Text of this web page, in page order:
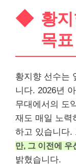
황
목표
황지향 선수는
니다. 2026년
무대에서의 도
재도 매일 노력
하고 있습니다.
만, 그 이전에 우
밝혔습니다.